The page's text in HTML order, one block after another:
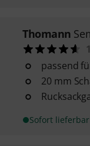
Thomann
passend
20 mm
Sofort lieferbar